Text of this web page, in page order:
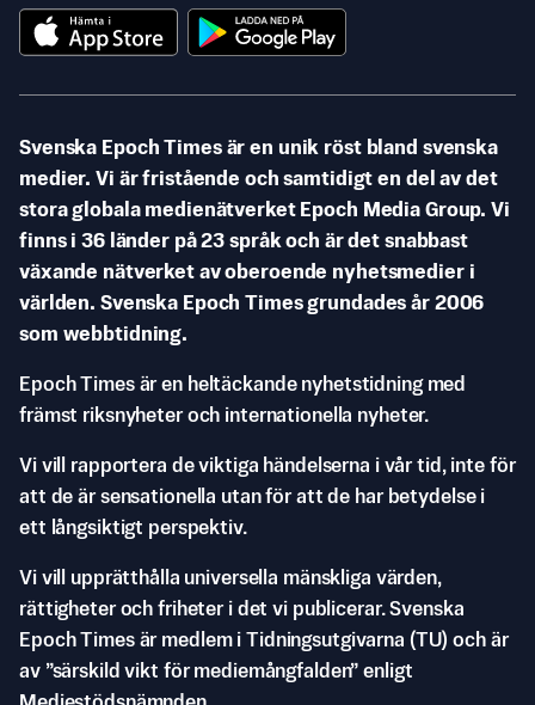
Svenska Epoch Times är en unik röst bland svenska
medier. Vi är fristående och samtidigt en del av det
stora globala medienätverket Epoch Media Group. Vi
finns i 36 länder på 23 språk och är det snabbast
växande nätverket av oberoende nyhetsmedier i
världen. Svenska Epoch Times grundades år 2006
som webbtidning.
Epoch Times är en heltäckande nyhetstidning med
främst riksnyheter och internationella nyheter.
Vi vill rapportera de viktiga händelserna i vår tid, inte för
att de är sensationella utan för att de har betydelse i
ett långsiktigt perspektiv.
Vi vill upprätthålla universella mänskliga värden,
rättigheter och friheter i det vi publicerar. Svenska
Epoch Times är medlem i Tidningsutgivarna (TU) och är
av ”särskild vikt för mediemångfalden” enligt